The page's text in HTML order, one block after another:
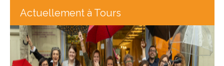
Actuellement à Tours